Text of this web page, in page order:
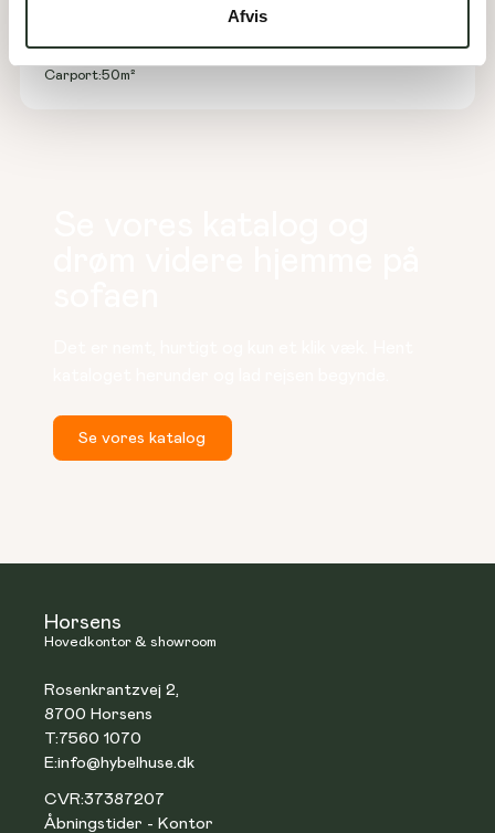
Afvis
Carport:50m²
Se vores katalog
Horsens
Hovedkontor & showroom
Rosenkrantzvej 2,
8700 Horsens
T:7560 1070
E:info@hybelhuse.dk
CVR:37387207
Åbningstider - Kontor